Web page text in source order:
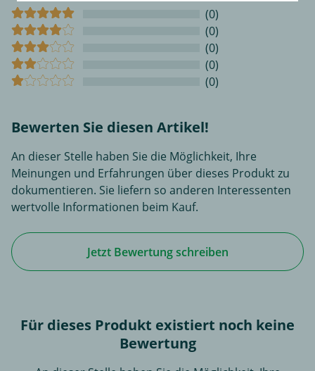
(0)
(0)
(0)
(0)
(0)
Bewerten Sie diesen Artikel!
An dieser Stelle haben Sie die Möglichkeit, Ihre
Meinungen und Erfahrungen über dieses Produkt zu
dokumentieren. Sie liefern so anderen Interessenten
wertvolle Informationen beim Kauf.
Jetzt Bewertung schreiben
Für dieses Produkt existiert noch keine
Bewertung